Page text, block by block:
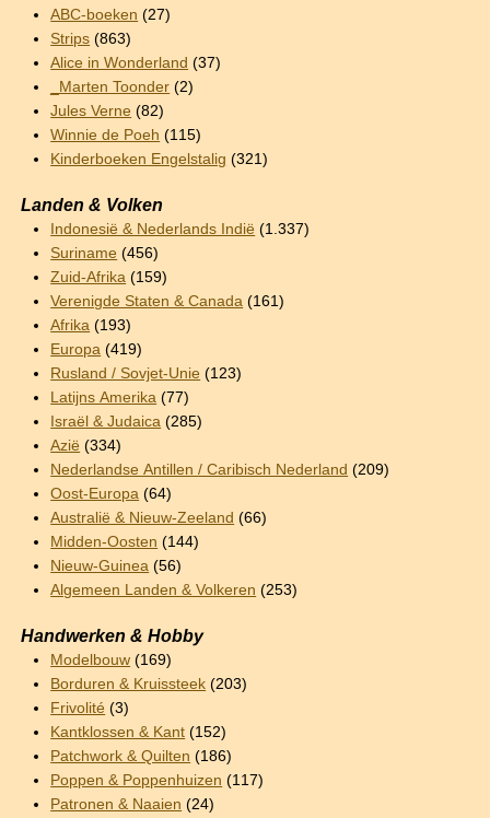
ABC-boeken (27)
Strips (863)
Alice in Wonderland (37)
_Marten Toonder (2)
Jules Verne (82)
Winnie de Poeh (115)
Kinderboeken Engelstalig (321)
Landen & Volken
Indonesië & Nederlands Indië (1.337)
Suriname (456)
Zuid-Afrika (159)
Verenigde Staten & Canada (161)
Afrika (193)
Europa (419)
Rusland / Sovjet-Unie (123)
Latijns Amerika (77)
Israël & Judaica (285)
Azië (334)
Nederlandse Antillen / Caribisch Nederland (209)
Oost-Europa (64)
Australië & Nieuw-Zeeland (66)
Midden-Oosten (144)
Nieuw-Guinea (56)
Algemeen Landen & Volkeren (253)
Handwerken & Hobby
Modelbouw (169)
Borduren & Kruissteek (203)
Frivolité (3)
Kantklossen & Kant (152)
Patchwork & Quilten (186)
Poppen & Poppenhuizen (117)
Patronen & Naaien (24)